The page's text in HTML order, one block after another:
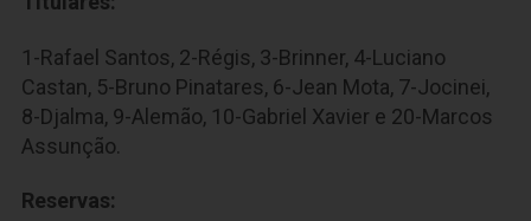
1-Rafael Santos, 2-Régis, 3-Brinner, 4-Luciano
Castan, 5-Bruno Pinatares, 6-Jean Mota, 7-Jocinei,
8-Djalma, 9-Alemão, 10-Gabriel Xavier e 20-Marcos
Assunção.
Reservas: